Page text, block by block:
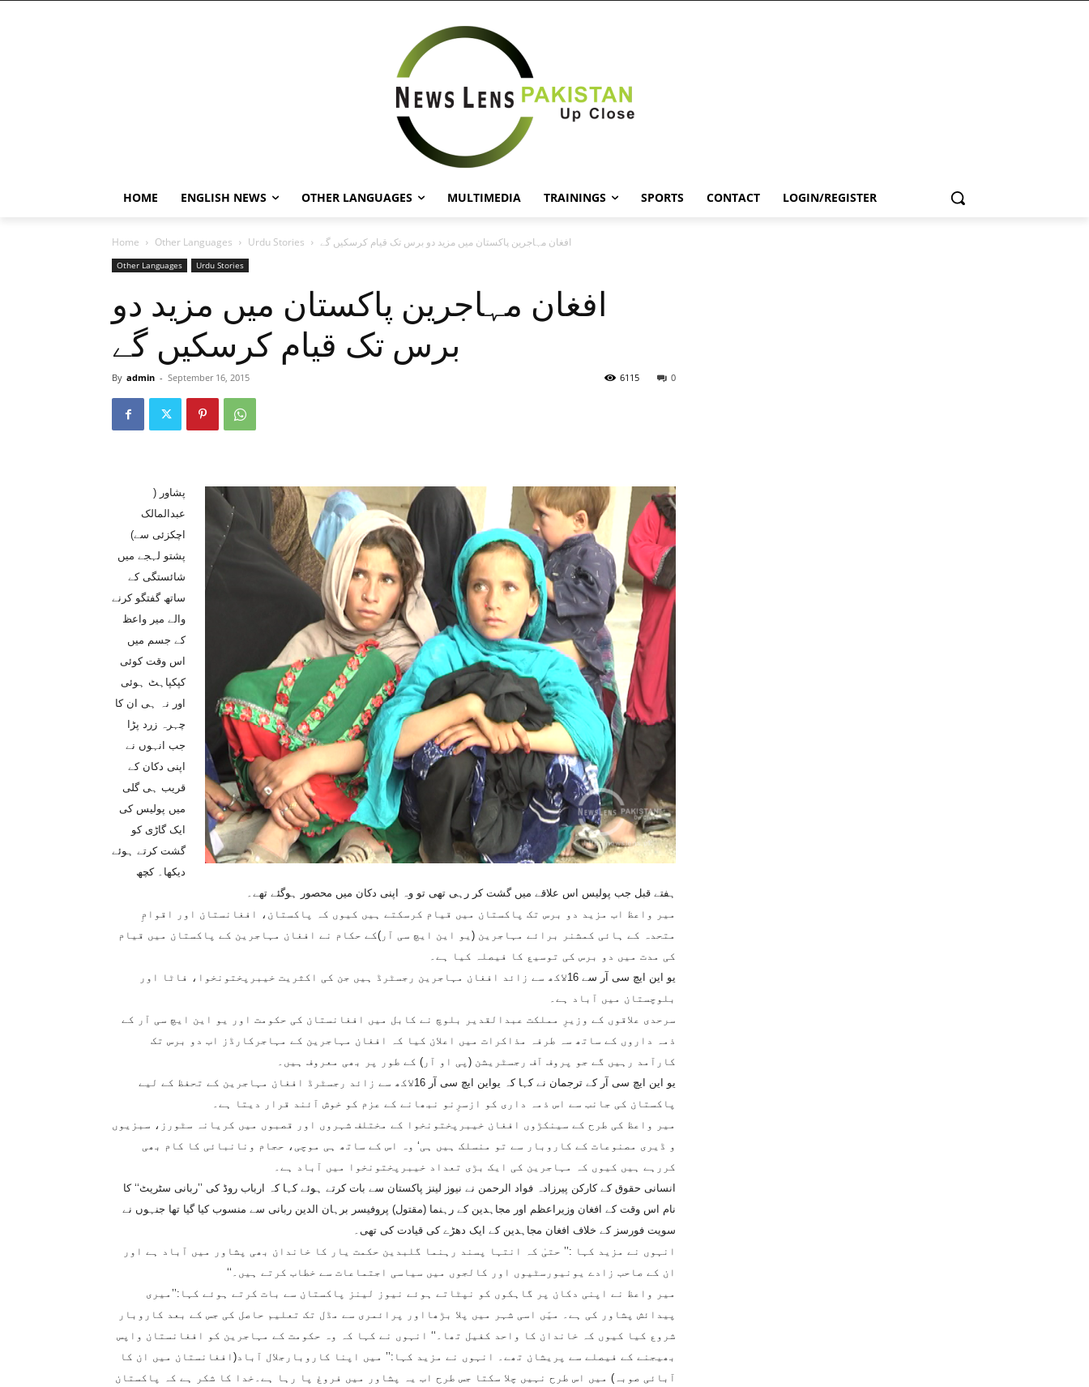
HOME ENGLISH NEWS OTHER LANGUAGES MULTIMEDIA TRAININGS SPORTS CONTACT LOGIN/REGISTER
Home Other Languages Urdu Stories افغان مہاجرین پاکستان میں مزید دو برس تک قیام کرسکیں گے
Other Languages Urdu Stories
افغان مہاجرین پاکستان میں مزید دو
برس تک قیام کرسکیں گے
By admin - September 16, 2015 0
6115
پشاور (
عبدالمالک
اچکزئی سے)
پشتو لہجے میں
شائستگی کے
ساتھ گفتگو کرنے
والے میر واعظ
کے جسم میں
اس وقت کوئی
کپکپاہٹ ہوئی
اور نہ ہی ان کا
چہرہ زرد پڑا
جب انہوں نے
اپنی دکان کے
قریب ہی گلی
میں پولیس کی
ایک گاڑی کو
گشت کرتے ہوئے
دیکھا۔ کچھ
ہفتے قبل جب پولیس اس علاقے میں گشت کر رہی تھی تو وہ اپنی دکان میں محصور ہوگئے تھے۔
میر واعظ اب مزید دو برس تک پاکستان میں قیام کرسکتے ہیں کیوں کہ پاکستان، افغانستان اور اقوامِ
متحدہ کے ہائی کمشنر برائے مہاجرین (یو این ایچ سی آر)کے حکام نے افغان مہاجرین کے پاکستان میں قیام
کی مدت میں دو برس کی توسیع کا فیصلہ کیا ہے۔
یو این ایچ سی آر سے 16لاکھ سے زائد افغان مہاجرین رجسٹرڈ ہیں جن کی اکثریت خیبرپختونخوا، فاٹا اور
بلوچستان میں آباد ہے۔
سرحدی علاقوں کے وزیرِ مملکت عبدالقدیر بلوچ نے کابل میں افغانستان کی حکومت اور یو این ایچ سی آر کے
ذمہ داروں کے ساتھ سہ طرفہ مذاکرات میں اعلان کیا کہ افغان مہاجرین کے مہاجرکارڈز اب دو برس تک
کارآمد رہیں گے جو پروف آف رجسٹریشن (پی او آر) کے طور پر بھی معروف ہیں۔
یو این ایچ سی آر کے ترجمان نے کہا کہ یواین ایچ سی آر 16لاکھ سے زائد رجسٹرڈ افغان مہاجرین کے تحفظ کے لیے
پاکستان کی جانب سے اس ذمہ داری کو ازسرِنو نبھانے کے عزم کو خوش آئند قرار دیتا ہے۔
میر واعظ کی طرح کے سینکڑوں افغان خیبرپختونخوا کے مختلف شہروں اور قصبوں میں کریانہ سٹورز، سبزیوں
و ڈیری مصنوعات کے کاروبار سے تو منسلک ہیں ہی‘ وہ اس کے ساتھ ہی موچی، حجام ونانبائی کا کام بھی
کررہے ہیں کیوں کہ مہاجرین کی ایک بڑی تعداد خیبرپختونخوا میں آباد ہے۔
انسانی حقوق کے کارکن پیرزادہ فواد الرحمن نے نیوز لینز پاکستان سے بات کرتے ہوئے کہا کہ ارباب روڈ کی ’’ربانی سٹریٹ‘‘ کا
نام اس وقت کے افغان وزیراعظم اور مجاہدین کے رہنما (مقتول) پروفیسر برہان الدین ربانی سے منسوب کیا گیا تھا جنہوں نے
سویت فورسز کے خلاف افغان مجاہدین کے ایک دھڑے کی قیادت کی تھی۔
انہوں نے مزید کہا :’’ حتیٰ کہ انتہا پسند رہنما گلبدین حکمت یار کا خاندان بھی پشاور میں آباد ہے اور
ان کے صاحب زادے یونیورسٹیوں اور کالجوں میں سیاسی اجتماعات سے خطاب کرتے ہیں۔‘‘
میر واعظ نے اپنی دکان پر گاہکوں کو نپٹاتے ہوئے نیوز لینز پاکستان سے بات کرتے ہوئے کہا:’’میری
پیدائش پشاور کی ہے۔ میَں اسی شہر میں پلا بڑھااور پرائمری سے مڈل تک تعلیم حاصل کی جس کے بعد کاروبار
شروع کیا کیوں کہ خاندان کا واحد کفیل تھا۔‘‘ انہوں نے کہا کہ وہ حکومت کے مہاجرین کو افغانستان واپس
بھیجنے کے فیصلے سے پریشان تھے۔ انہوں نے مزید کہا:’’ میں اپنا کاروبارجلال آباد(افغانستان میں ان کا
آبائی صوبہ) میں اس طرح نہیں چلا سکتا جس طرح اب یہ پشاور میں فروغ پا رہا ہے۔خدا کا شکر ہے کہ پاکستان